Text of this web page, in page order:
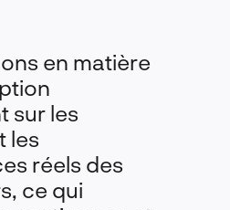
en matière
sur les
les
réels des
ce qui